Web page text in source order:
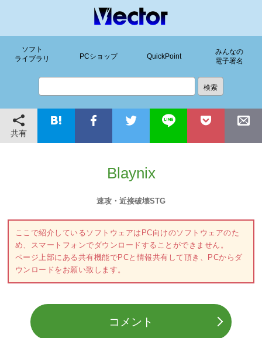
ソフト
ライブラリ
PCショップ QuickPoint
みんなの
電子署名
共有
Blaynix
速攻・近接破壊STG
ここで紹介しているソフトウェアはPC向けのソフトウェアのた
め、スマートフォンでダウンロードすることができません。
ページ上部にある共有機能でPCと情報共有して頂き、PCからダ
ウンロードをお願い致します。
コメント